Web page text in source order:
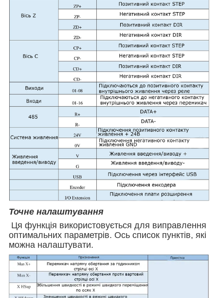
Точне налаштування
Ця функція використовується для виправлення
оптимальних параметрів. Ось список пунктів, які
можна налаштувати.